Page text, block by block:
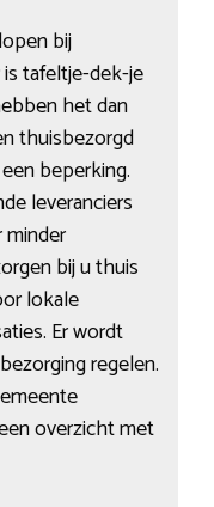
bij
tafeltje-dek-je
het dan
thuisbezorgd
beperking.
leveranciers
bij u thuis
lokale
Er wordt
regelen.
overzicht met